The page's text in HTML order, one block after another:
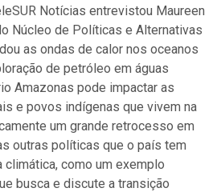
Notícias entrevistou Maureen
Núcleo de Políticas e Alternativas
as ondas de calor nos oceanos
de petróleo em águas
Amazonas pode impactar as
e povos indígenas que vivem na
um grande retrocesso em
outras políticas que o país tem
climática, como um exemplo
busca e discute a transição